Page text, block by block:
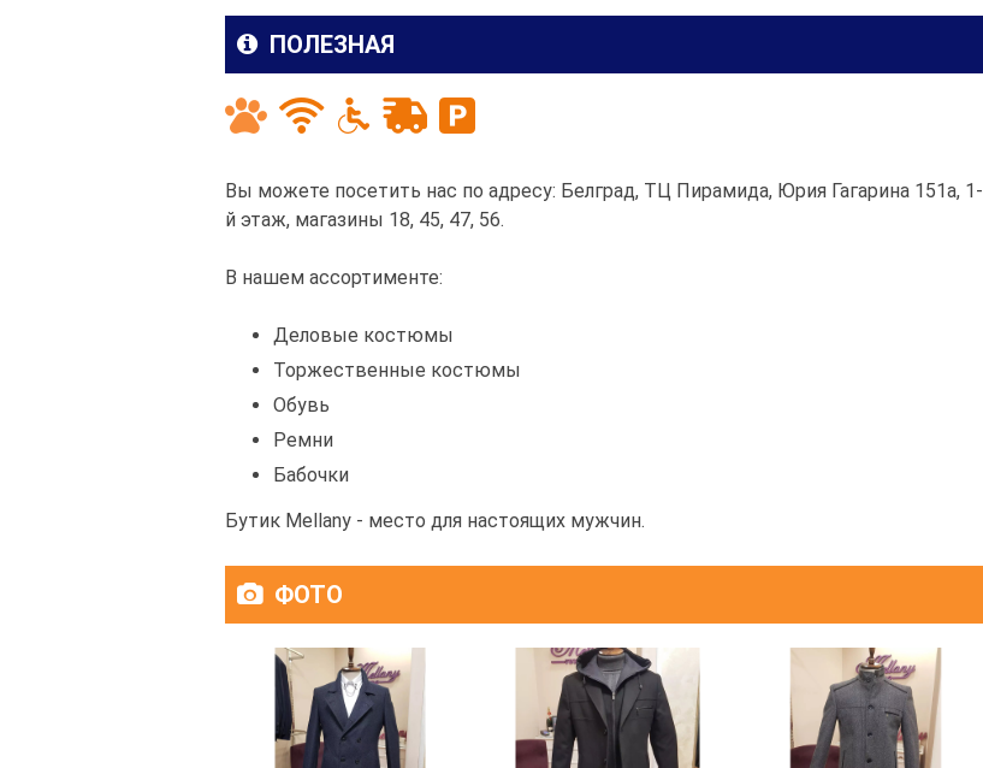
ПОЛЕЗНАЯ
Вы можете посетить нас по адресу: Белград, ТЦ Пирамида, Юрия Гагарина 151а, 1-
й этаж, магазины 18, 45, 47, 56.
В нашем ассортименте:
Деловые костюмы
Торжественные костюмы
Обувь
Ремни
Бабочки
Бутик Mellany - место для настоящих мужчин.
ФОТО